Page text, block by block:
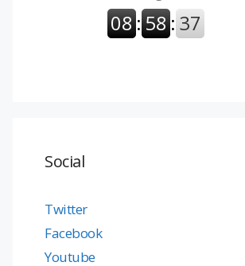
Social
Twitter
Facebook
Youtube